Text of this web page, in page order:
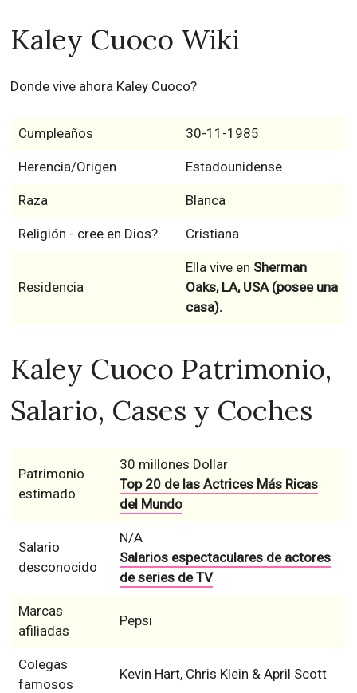
Kaley Cuoco Wiki
Donde vive ahora Kaley Cuoco?
Cumpleaños 30-11-1985
Herencia/Origen Estadounidense
Raza Blanca
Religión - cree en Dios? Cristiana
Residencia
Ella vive en Sherman
Oaks, LA, USA (posee una
casa).
Kaley Cuoco Patrimonio,
Salario, Cases y Coches
Patrimonio
estimado
30 millones Dollar
Top 20 de las Actrices Más Ricas
del Mundo
Salario
desconocido
N/A
Salarios espectaculares de actores
de series de TV
Marcas
afiliadas
Pepsi
Colegas
famosos
Kevin Hart, Chris Klein & April Scott